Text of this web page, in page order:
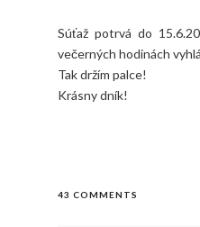
Súťaž potrvá do
večerných hodinách
Tak držím palce!
Krásny dník!
43 COMMENTS